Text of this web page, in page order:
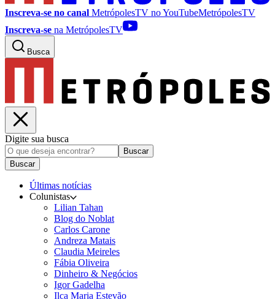
Inscreva-se no canal MetrópolesTV noYouTubeMetrópolesTV
Inscreva-se na MetrópolesTV
Busca
Digite sua busca
Buscar
Buscar
Últimas notícias
Colunistas
Lilian Tahan
Blog do Noblat
Carlos Carone
Andreza Matais
Claudia Meireles
Fábia Oliveira
Dinheiro & Negócios
Igor Gadelha
Ilca Maria Estevão